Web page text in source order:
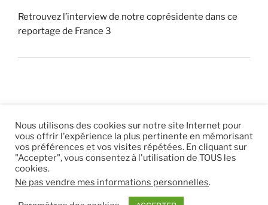
Retrouvez l’interview de notre coprésidente dans ce
reportage de France 3
© 2026 |Mentions légales|Hébergement Eur’Net.|
RSS|sitemap
Nous utilisons des cookies sur notre site Internet pour
vous offrir l'expérience la plus pertinente en mémorisant
vos préférences et vos visites répétées. En cliquant sur
"Accepter", vous consentez à l'utilisation de TOUS les
cookies.
Ne pas vendre mes informations personnelles.